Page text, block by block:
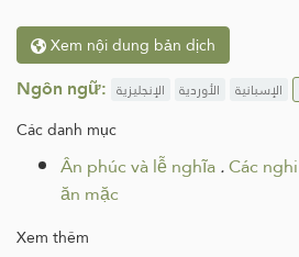
Xem nội dung bản dịch
Ngôn ngữ: الإنجليزية الأوردية الإسبانية
Các danh mục
Ân phúc và lễ nghĩa.Các
ăn mặc
Xem thêm